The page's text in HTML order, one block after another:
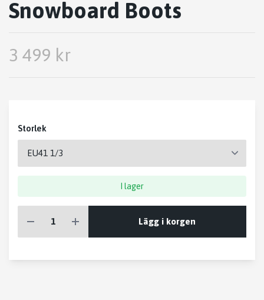
Snowboard Boots
3 499 kr
Storlek
I lager
Lägg i korgen